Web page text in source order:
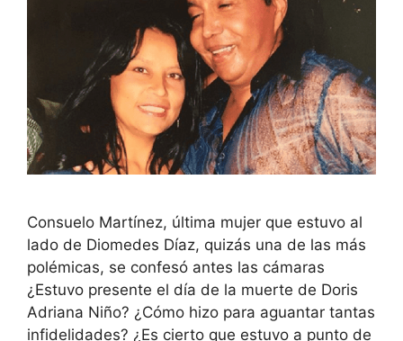
Consuelo Martínez, última mujer que estuvo al
lado de Diomedes Díaz, quizás una de las más
polémicas, se confesó antes las cámaras
¿Estuvo presente el día de la muerte de Doris
Adriana Niño? ¿Cómo hizo para aguantar tantas
infidelidades? ¿Es cierto que estuvo a punto de